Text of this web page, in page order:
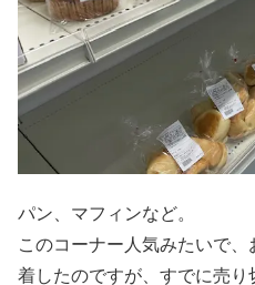
パン、マフィンなど。
このコーナー人気みたいで
着したのですが、すでに売